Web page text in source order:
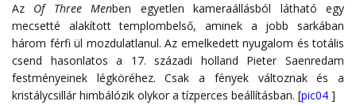
Az Of Three Menben egyetlen kameraállásból látható egy
mecsetté alakított templombelső, aminek a jobb sarkában
három férfi ül mozdulatlanul. Az emelkedett nyugalom és totális
csend hasonlatos a 17. századi holland Pieter Saenredam
festményeinek légköréhez. Csak a fények változnak és a
kristálycsillár himbálózik olykor a tízperces beállításban. [pic04 ]